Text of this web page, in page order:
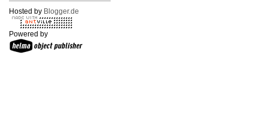
Hosted by Blogger.de
Powered by